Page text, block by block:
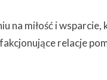
na miłość i
relacje